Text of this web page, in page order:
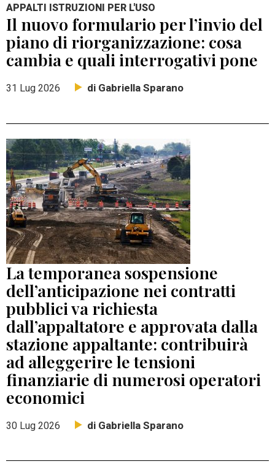
APPALTI ISTRUZIONI PER L'USO
Il nuovo formulario per l’invio del
piano di riorganizzazione: cosa
cambia e quali interrogativi pone
31 Lug 2026 di Gabriella Sparano
La temporanea sospensione
dell’anticipazione nei contratti
pubblici va richiesta
dall’appaltatore e approvata dalla
stazione appaltante: contribuirà
ad alleggerire le tensioni
finanziarie di numerosi operatori
economici
30 Lug 2026 di Gabriella Sparano